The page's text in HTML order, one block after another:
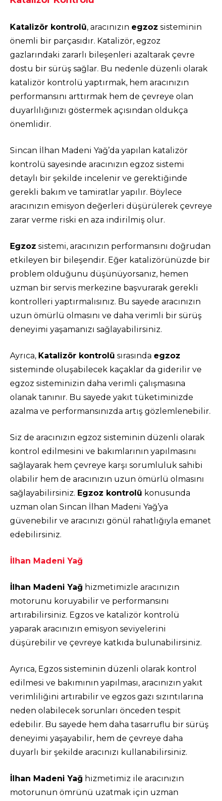
Katalizör kontrolü, aracınızın egzoz sisteminin
önemli bir parçasıdır. Katalizör, egzoz
gazlarındaki zararlı bileşenleri azaltarak çevre
dostu bir sürüş sağlar. Bu nedenle düzenli olarak
katalizör kontrolü yaptırmak, hem aracınızın
performansını arttırmak hem de çevreye olan
duyarlılığınızı göstermek açısından oldukça
önemlidir.
Sincan İlhan Madeni Yağ’da yapılan katalizör
kontrolü sayesinde aracınızın egzoz sistemi
detaylı bir şekilde incelenir ve gerektiğinde
gerekli bakım ve tamiratlar yapılır. Böylece
aracınızın emisyon değerleri düşürülerek çevreye
zarar verme riski en aza indirilmiş olur.
Egzoz sistemi, aracınızın performansını doğrudan
etkileyen bir bileşendir. Eğer katalizörünüzde bir
problem olduğunu düşünüyorsanız, hemen
uzman bir servis merkezine başvurarak gerekli
kontrolleri yaptırmalısınız. Bu sayede aracınızın
uzun ömürlü olmasını ve daha verimli bir sürüş
deneyimi yaşamanızı sağlayabilirsiniz.
Ayrıca, Katalizör kontrolü sırasında egzoz
sisteminde oluşabilecek kaçaklar da giderilir ve
egzoz sisteminizin daha verimli çalışmasına
olanak tanınır. Bu sayede yakıt tüketiminizde
azalma ve performansınızda artış gözlemlenebilir.
Siz de aracınızın egzoz sisteminin düzenli olarak
kontrol edilmesini ve bakımlarının yapılmasını
sağlayarak hem çevreye karşı sorumluluk sahibi
olabilir hem de aracınızın uzun ömürlü olmasını
sağlayabilirsiniz. Egzoz kontrolü konusunda
uzman olan Sincan İlhan Madeni Yağ’ya
güvenebilir ve aracınızı gönül rahatlığıyla emanet
edebilirsiniz.
İlhan Madeni Yağ
İlhan Madeni Yağ hizmetimizle aracınızın
motorunu koruyabilir ve performansını
artırabilirsiniz. Egzos ve katalizör kontrolü
yaparak aracınızın emisyon seviyelerini
düşürebilir ve çevreye katkıda bulunabilirsiniz.
Ayrıca, Egzos sisteminin düzenli olarak kontrol
edilmesi ve bakımının yapılması, aracınızın yakıt
verimliliğini artırabilir ve egzos gazı sızıntılarına
neden olabilecek sorunları önceden tespit
edebilir. Bu sayede hem daha tasarruflu bir sürüş
deneyimi yaşayabilir, hem de çevreye daha
duyarlı bir şekilde aracınızı kullanabilirsiniz.
İlhan Madeni Yağ hizmetimiz ile aracınızın
motorunun ömrünü uzatmak için uzman